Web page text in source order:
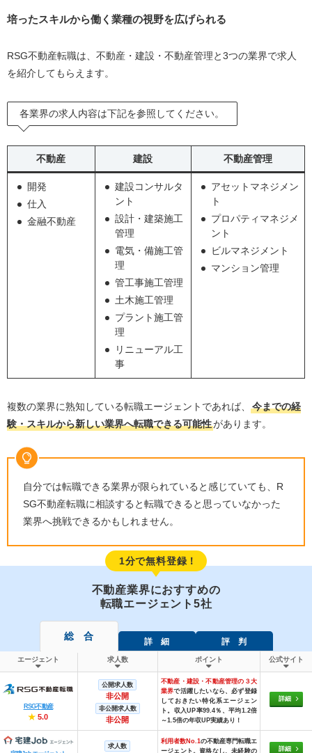
培ったスキルから働く業種の視野を広げられる
RSG不動産転職は、不動産・建設・不動産管理と3つの業界で求人
を紹介してもらえます。
各業界の求人内容は下記を参照してください。
不動産 建設 不動産管理
開発
仕入
金融不動産
建設コンサルタ
ント
設計・建築施工
管理
電気・備施工管
理
管工事施工管理
土木施工管理
プラント施工管
理
リニューアル工
事
アセットマネジメン
ト
プロパティマネジメ
ント
ビルマネジメント
マンション管理
複数の業界に熟知している転職エージェントであれば、
今までの経
験・スキルから新しい業界へ転職できる可能性があります。
自分では転職できる業界が限られていると感じていても、 R
SG不動産転職に相談すると転職できると思っていなかった
業界へ挑戦できるかもしれません。
1分で無料登録！
不動産業界におすすめの
転職エージェント5社
総 合 詳 細 評 判
エージェント 求人数 ポイント 公式サイト
RSG不動産
★ 5.0
公開求人数
非公開
非公開求人数
非公開
不動産・建設・不動産管理の３大
業界で活躍したいなら、必ず登録
しておきたい特化系エージェン
ト。収入UP率99.4％、平均1.2倍
～1.5倍の年収UP実績あり！
詳細
求人数
利用者数No.1の不動産専門転職エ
ージェント。資格なし、未経験の
詳細